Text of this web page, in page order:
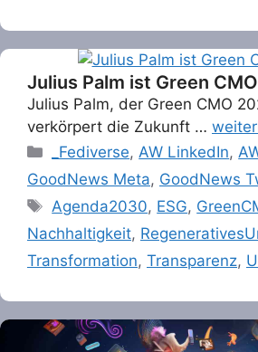
Julius Palm ist Green
Julius Palm, der Green CMO
verkörpert die Zukunft …
Categories
_Fediverse, AW LinkedIn,
GoodNews Meta, GoodNews
Tags
Agenda2030, ESG,
Nachhaltigkeit,
Transformation, Transparenz,